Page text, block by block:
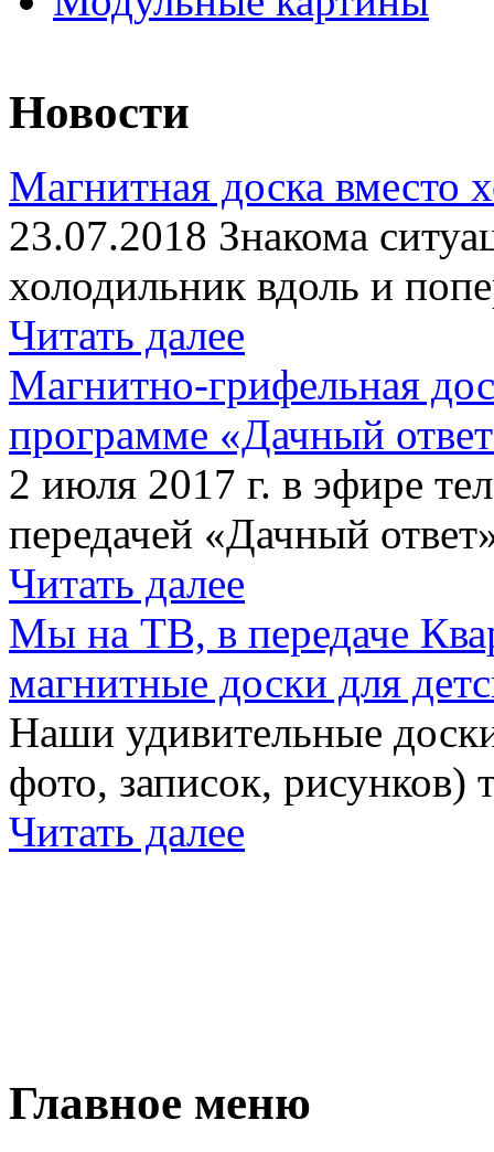
Новости
Магнитная доска вместо
23.07.2018 Знакома
холодильник вдоль и
Читать далее
Магнитно-грифельная
программе «Дачный
2 июля 2017 г. в эфире
передачей «Дачный
Читать далее
Мы на ТВ, в передаче
магнитные доски для
Наши удивительные
фото, записок,
Читать далее
Главное меню